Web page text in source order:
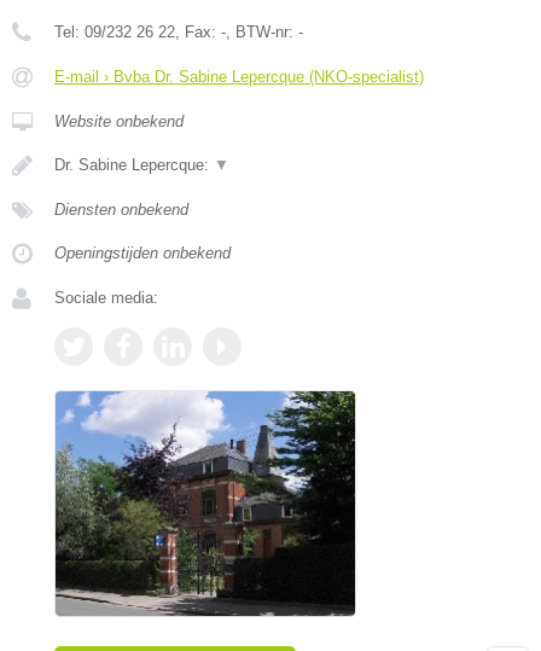
Tel: 09/232 26 22, Fax: -, BTW-nr: -
E-mail › Bvba Dr. Sabine Lepercque (NKO-specialist)
Website onbekend
Dr. Sabine Lepercque: ▼
Diensten onbekend
Openingstijden onbekend
Sociale media: